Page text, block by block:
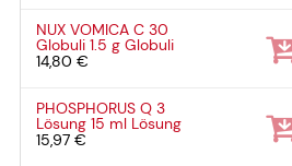
NUX VOMICA C 30
Globuli1.5 gGlobuli
14,80 €
PHOSPHORUS Q 3
Lösung15 ml Lösung
15,97 €